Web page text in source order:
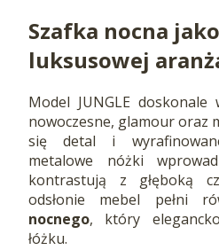
Szafka nocna
luksusowej
Model JUNGLE
nowoczesne, glamour oraz
się detal i
metalowe nóżki
kontrastują z głęboką
odsłonie mebel pełni
nocnego, który
łóżku.